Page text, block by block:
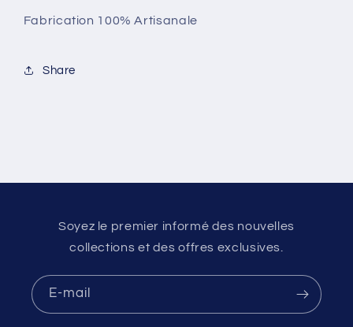
Fabrication 100% Artisanale
Share
Soyez le premier informé des nouvelles
collections et des offres exclusives.
E-mail